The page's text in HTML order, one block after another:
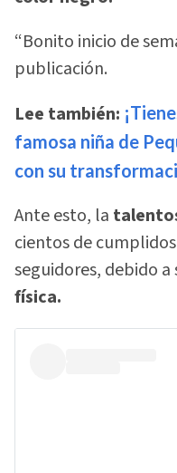
“Bonito inicio de
publicación.
Lee también:
famosa niña de
con su
Ante esto, la
cientos de
seguidores, debido
física.